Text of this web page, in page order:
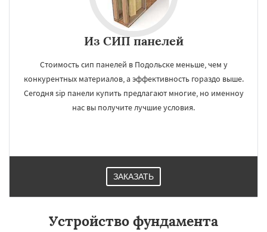
Из СИП панелей
Стоимость сип панелей в Подольске меньше, чем у
конкурентных материалов, а эффективность гораздо выше.
Сегодня sip панели купить предлагают многие, но именноу
нас вы получите лучшие условия.
ЗАКАЗАТЬ
Устройство фундамента